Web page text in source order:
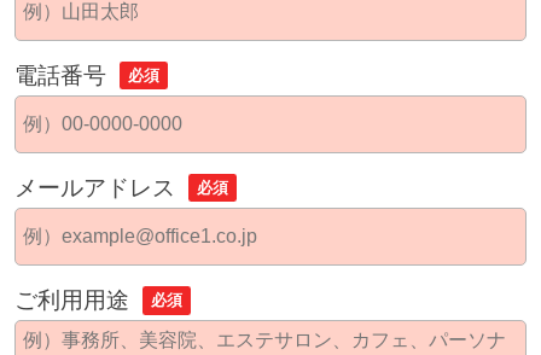
電話番号 必須
メールアドレス 必須
ご利用用途 必須